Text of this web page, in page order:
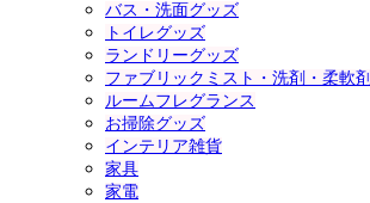
バス・洗面グッズ
トイレグッズ
ランドリーグッズ
ファブリックミスト・洗剤・柔軟剤
ルームフレグランス
お掃除グッズ
インテリア雑貨
家具
家電